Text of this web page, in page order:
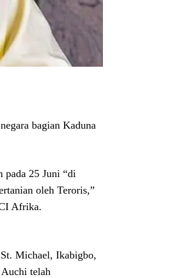
bagian Kaduna
pada 25 Juni “di
oleh Teroris,”
Afrika.
Michael, Ikabigbo,
telah